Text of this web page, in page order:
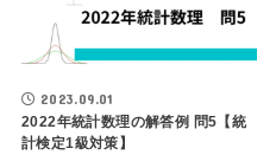
2023.09.01
2022年統計数理の解答例 問5【統
計検定1級対策】